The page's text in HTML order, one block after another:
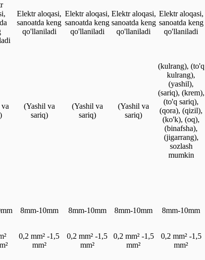
Elektr aloqasi,
sanoatda keng
qo'llaniladi
Elektr aloqasi,
sanoatda keng
qo'llaniladi
Elektr aloqasi,
sanoatda keng
qo'llaniladi
Elektr aloqasi,
sanoatda keng
qo'llaniladi
(Yashil va
sariq)
(Yashil va
sariq)
(Yashil va
sariq)
(kulrang), (to'q
kulrang),
(yashil),
(sariq), (krem),
(to'q sariq),
(qora), (qizil),
(ko'k), (oq),
(binafsha),
(jigarrang),
sozlash
mumkin
8mm-10mm 8mm-10mm 8mm-10mm 8mm-10mm
0,2 mm² -1,5
mm²
0,2 mm² -1,5
mm²
0,2 mm² -1,5
mm²
0,2 mm² -1,5
mm²